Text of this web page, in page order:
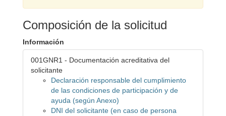
Composición de la solicitud
Información
001GNR1 - Documentación acreditativa del
solicitante
Declaración responsable del cumplimiento
de las condiciones de participación y de
ayuda (según Anexo)
DNI del solicitante (en caso de persona